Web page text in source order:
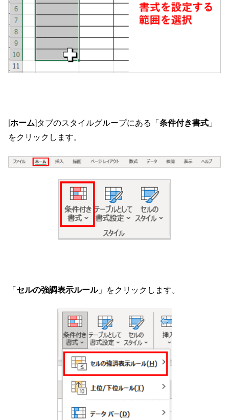
[ホーム]タブのスタイルグループにある「 条件付き書式 」
をクリックします。
「 セルの強調表示ルール」をクリックします。